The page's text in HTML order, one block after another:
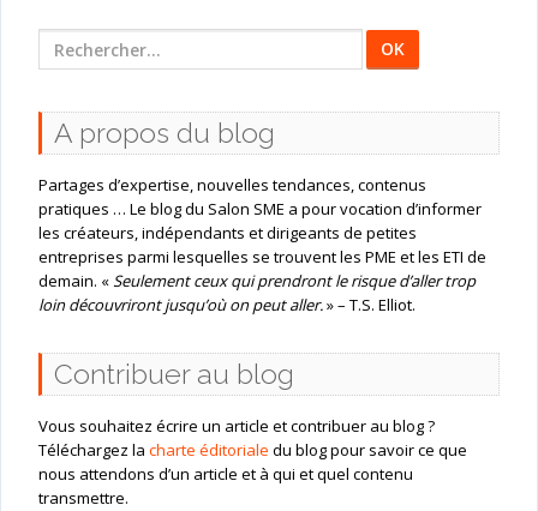
Rechercher
:
A propos du blog
Partages d’expertise, nouvelles tendances, contenus
pratiques … Le blog du Salon SME a pour vocation d’informer
les créateurs, indépendants et dirigeants de petites
entreprises parmi lesquelles se trouvent les PME et les ETI de
demain. «Seulement ceux qui prendront le risque d’aller trop
loin découvriront jusqu’où on peut aller.» – T.S. Elliot.
Contribuer au blog
Vous souhaitez écrire un article et contribuer au blog ?
Téléchargez la charte éditoriale du blog pour savoir ce que
nous attendons d’un article et à qui et quel contenu
transmettre.